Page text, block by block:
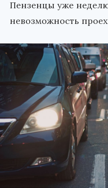
Пензенцы уже
невозможность